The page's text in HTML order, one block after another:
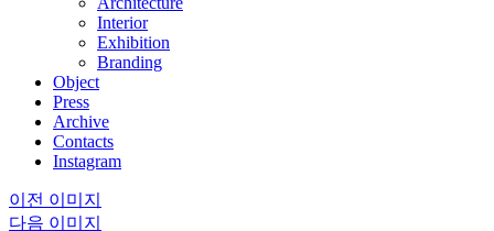
Interior
Exhibition
Branding
Object
Press
Archive
Contacts
Instagram
이전 이미지
다음 이미지